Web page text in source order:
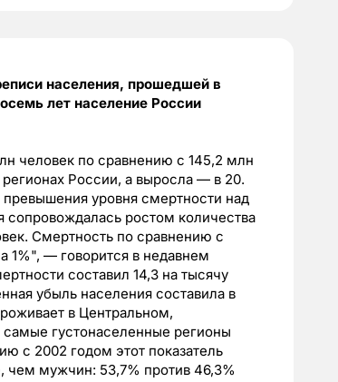
населения, прошедшей в
лет население России
человек по сравнению с 145,2 млн
России, а выросла — в 20.
уровня смертности над
ростом количества
Смертность по сравнению с
1%", — говорится в недавнем
составил 14,3 на тысячу
убыль населения составила в
в Центральном,
густонаселенные регионы
с 2002 годом этот показатель
чем мужчин: 53,7% против 46,3%